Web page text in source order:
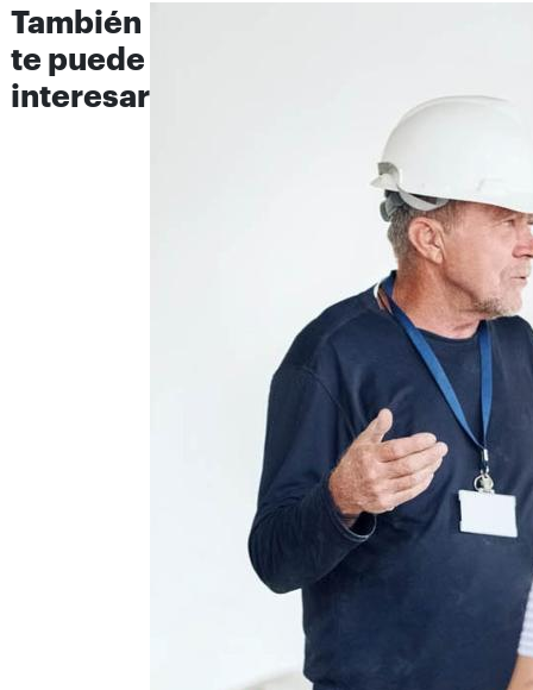
También
te puede
interesar